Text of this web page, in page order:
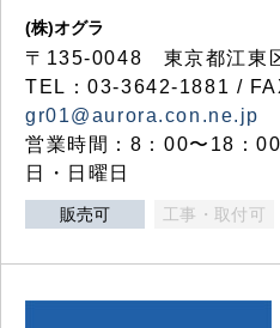
(株)オグラ
〒135-0048 東京都江東
TEL：03-3642-1881 /
gr01@aurora.con.ne.jp
営業時間：8：00〜18：
日・日曜日
販売可 工事・取付可